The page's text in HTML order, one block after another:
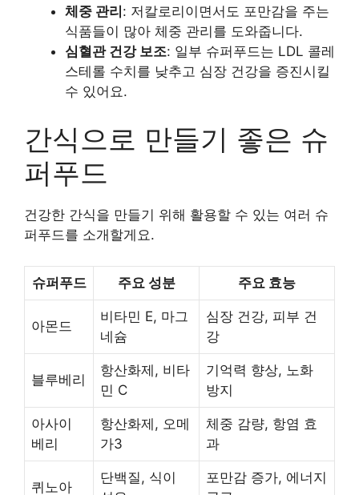
체중 관리: 저칼로리이면서도 포만감을 주는
식품들이 많아 체중 관리를 도와줍니다.
심혈관 건강 보조: 일부 슈퍼푸드는 LDL 콜레
스테롤 수치를 낮추고 심장 건강을 증진시킬
수 있어요.
간식으로 만들기 좋은 슈
퍼푸드
건강한 간식을 만들기 위해 활용할 수 있는 여러 슈
퍼푸드를 소개할게요.
슈퍼푸드 주요 성분 주요 효능
아몬드
비타민 E, 마그
네슘
심장 건강, 피부 건
강
블루베리
항산화제, 비타
민 C
기억력 향상, 노화
방지
아사이
베리
항산화제, 오메
가3
체중 감량, 항염 효
과
퀴노아
단백질, 식이
포만감 증가, 에너지